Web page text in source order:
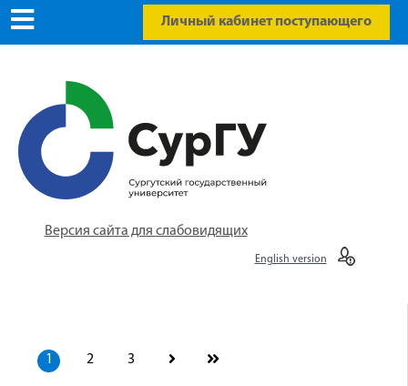
Личный кабинет поступающего
Версия сайта для слабовидящих
English version
1 2 3